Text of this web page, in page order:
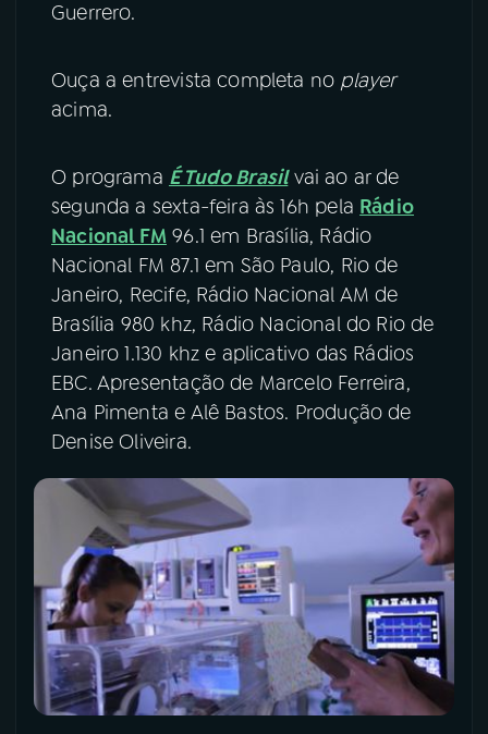
Guerrero.
Ouça a entrevista completa no player
acima.
O programa É Tudo Brasilvai ao ar de
segunda a sexta-feira às 16h pela Rádio
Nacional FM96.1 em Brasília, Rádio
Nacional FM 87.1 em São Paulo, Rio de
Janeiro, Recife, Rádio Nacional AM de
Brasília 980 khz, Rádio Nacional do Rio de
Janeiro 1.130 khz e aplicativo das Rádios
EBC. Apresentação de Marcelo Ferreira,
Ana Pimenta e Alê Bastos. Produção de
Denise Oliveira.